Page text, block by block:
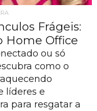
Frágeis:
Home Office
ou só
como o
líderes e
para resgatar a